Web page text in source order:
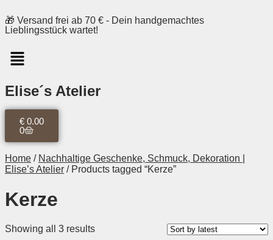
🎁 Versand frei ab 70 € - Dein handgemachtes
Lieblingsstück wartet!
Elise´s Atelier
€ 0.00
0
Home / Nachhaltige Geschenke, Schmuck, Dekoration |
Elise’s Atelier / Products tagged “Kerze”
Kerze
Showing all 3 results